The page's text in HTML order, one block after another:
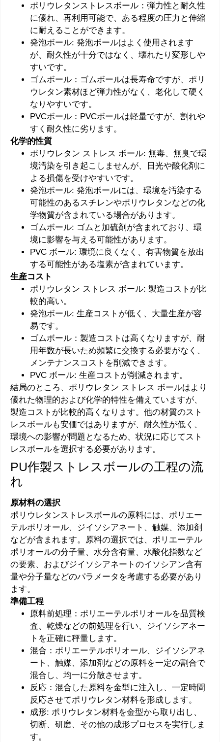
ポリウレタンストレスボール：弾力性と耐久性
に優れ、再利用可能で、ある程度の圧力と伸縮
に耐えることができます。
発泡ボール: 発泡ボールはよく使用されます
が、耐久性が十分ではなく、壊れたり変形しや
すいです。
ゴムボール：ゴムボールは長寿命ですが、ポリ
ウレタン素材ほど弾力性がなく、老化して硬く
なりやすいです。
PVCボール：PVCボールは軽量ですが、割れや
すく耐久性に劣ります。
化学的性質
ポリウレタン ストレス ボール: 無毒、無臭で環
境汚染を引き起こしませんが、日光や酸化剤に
よる損傷を受けやすいです。
発泡ボール: 発泡ボールには、環境を汚染する
可能性のあるスチレンやポリウレタンなどの化
学物質が含まれている場合があります。
ゴムボール: ゴムと加硫剤が含まれており、環
境に影響を与える可能性があります。
PVC ボール: 環境に良くなく、有害物質を放出
する可能性がある塩素が含まれています。
生産コスト
ポリウレタン ストレス ボール: 製造コストが比
較的高い。
発泡ボール: 生産コストが低く、大量生産が容
易です。
ゴムボール：製造コストは高くなりますが、耐
用年数が長いため頻繁に交換する必要がなく、
メンテナンスコストを削減できます。
PVC ボール: 生産コストが削減されます。
結局のところ、ポリウレタン ストレス ボールはより
優れた物理的および化学的特性を備えていますが、
製造コストが比較的高くなります。他の材質のスト
レスボールも安価ではありますが、耐久性が低く、
環境への影響が問題となるため、状況に応じてスト
レスボールを選択する必要があります。
PU作製ストレスボールの工程の流
れ
原材料の選択
ポリウレタンストレスボールの原料には、ポリエー
テルポリオール、ジイソシアネート、触媒、添加剤
などが含まれます。原料の選択では、ポリエーテル
ポリオールの分子量、水分含有量、水酸化指数など
の要素、およびジイソシアネートのイソシアン含有
量や分子量などのパラメータを考慮する必要があり
ます。
準備工程
原料前処理：ポリエーテルポリオールを品質検
査、乾燥などの前処理を行い、ジイソシアネー
トを正確に秤量します。
混合：ポリエーテルポリオール、ジイソシアネ
ート、触媒、添加剤などの原料を一定の割合で
混合し、均一に分散させます。
反応：混合した原料を金型に注入し、一定時間
反応させてポリウレタン材料を形​​成します。
成形: ポリウレタン材料を金型から取り出し、
切断、研磨、その他の成形プロセスを実行しま
す。